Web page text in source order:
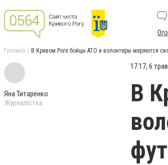
Головна В Кривом Роге бойцы АТО и волонтеры меряются
Яна Титаренко
Журналістка
17:17, 6
В